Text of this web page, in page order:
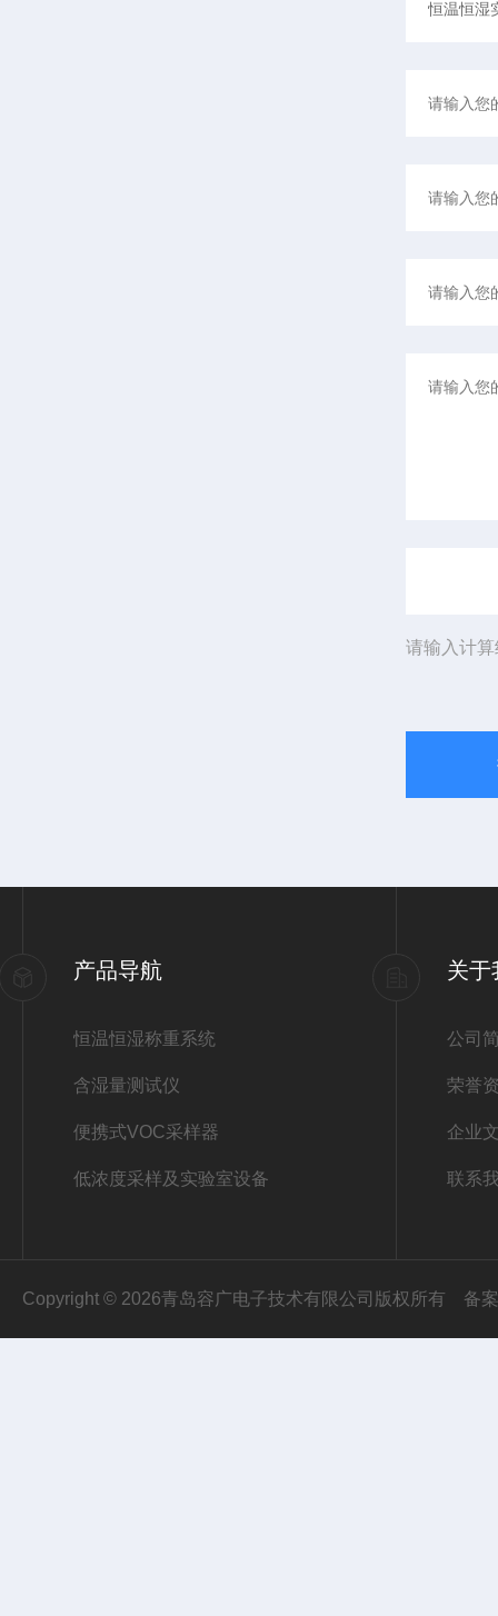
请输入计
产品导航
恒温恒湿称重系统
含湿量测试仪
便携式VOC采样器
低浓度采样及实验室设备
关于
公司
荣誉
企业
联系
Copyright © 2026青岛容广电子技术有限公司版权所有 备